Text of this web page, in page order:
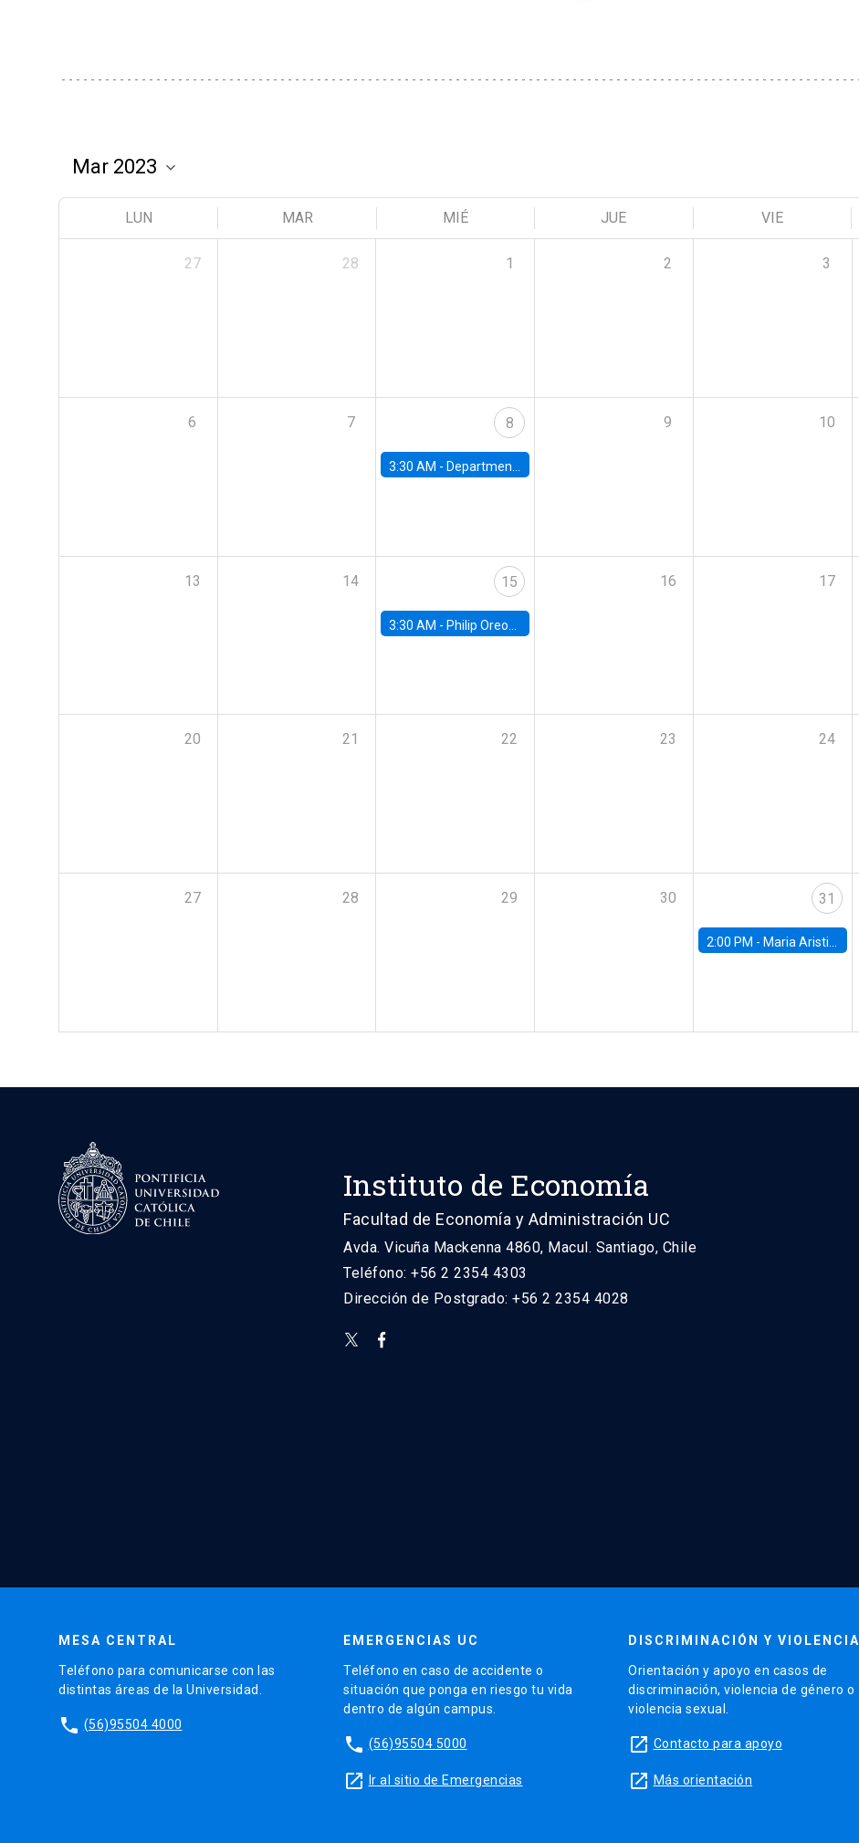
LUN MAR MIÉ JUE VIE
27 28 1 2 3
6 7 8
3:30 AM - Department Seminar: James Robinson
9 10
13 14 15
3:30 AM - Philip Oreopolous, University of Toronto
16 17
20 21 22 23 24
27 28 29 30 31
2:00 PM - Maria Aristizabal-Ramirez, FED Board
Instituto de Economía
Facultad de Economía y Administración UC
Avda. Vicuña Mackenna 4860, Macul. Santiago, Chile
Teléfono: +56 2 2354 4303
Dirección de Postgrado: +56 2 2354 4028
MESA CENTRAL
Teléfono para comunicarse con las
distintas áreas de la Universidad.
phone (56)95504 4000
EMERGENCIAS UC
Teléfono en caso de accidente o
situación que ponga en riesgo tu vida
dentro de algún campus.
phone (56)95504 5000
launch Ir al sitio de Emergencias
DISCRIMINACIÓN Y VIOLENCIA
Orientación y apoyo en casos de
discriminación, violencia de género o
violencia sexual.
launch Contacto para apoyo
launch Más orientación